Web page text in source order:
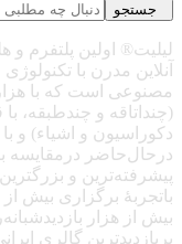
جستجو
لیلیت® اولین پلتفرم و
آنلاین مدرن با
مصنوعی است که با
(چنداتاقه و چندطبقه،
دکوراسیون و اشیاء) و
درحال‌حاضر درمقایسه
پیشرفته‌ترین و
بیش از هزار
پربازدیدترین گالری